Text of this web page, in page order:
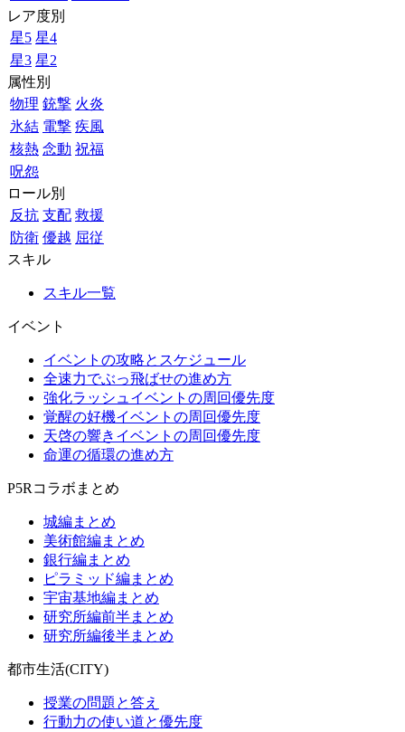
レア度別
星5 星4
星3 星2
属性別
物理 銃撃 火炎
氷結 電撃 疾風
核熱 念動 祝福
呪怨
ロール別
反抗 支配 救援
防衛 優越 屈従
スキル
スキル一覧
イベント
イベントの攻略とスケジュール
全速力でぶっ飛ばせの進め方
強化ラッシュイベントの周回優先度
覚醒の好機イベントの周回優先度
天啓の響きイベントの周回優先度
命運の循環の進め方
P5Rコラボまとめ
城編まとめ
美術館編まとめ
銀行編まとめ
ピラミッド編まとめ
宇宙基地編まとめ
研究所編前半まとめ
研究所編後半まとめ
都市生活(CITY)
授業の問題と答え
行動力の使い道と優先度